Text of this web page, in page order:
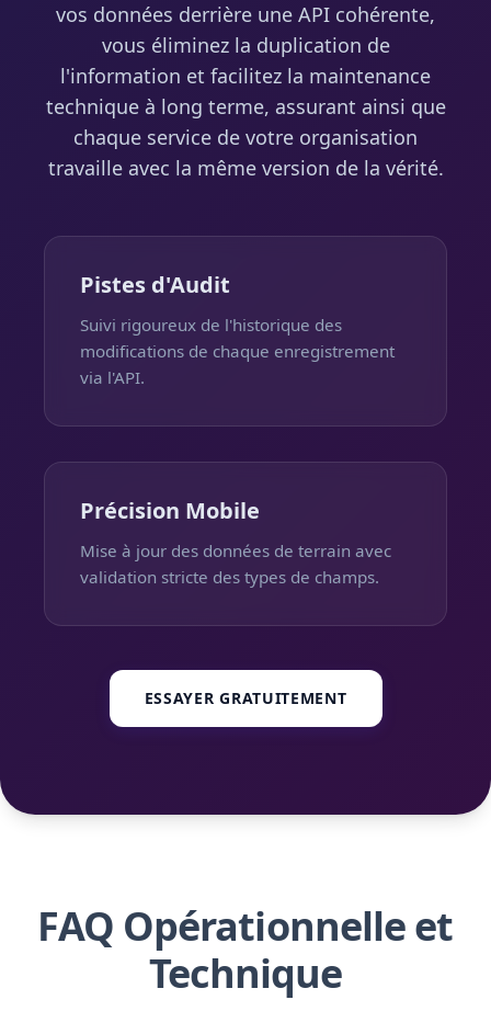
vos données derrière une API cohérente,
vous éliminez la duplication de
l'information et facilitez la maintenance
technique à long terme, assurant ainsi que
chaque service de votre organisation
travaille avec la même version de la vérité.
Pistes d'Audit
Suivi rigoureux de l'historique des
modifications de chaque enregistrement
via l'API.
Précision Mobile
Mise à jour des données de terrain avec
validation stricte des types de champs.
ESSAYER GRATUITEMENT
FAQ Opérationnelle et
Technique